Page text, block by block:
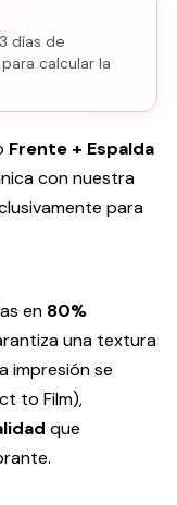
días de
calcular la
Frente + Espalda
con nuestra
para
en 80%
una textura
impresión se
to Film),
que